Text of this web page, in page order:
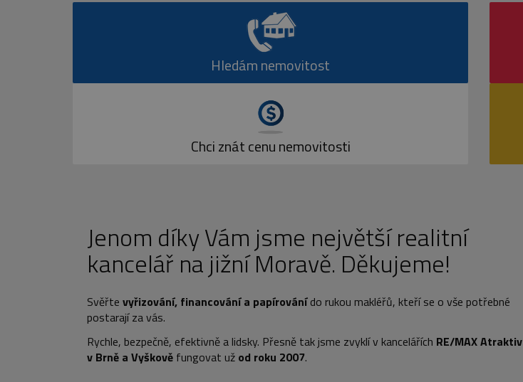
Hledám nemovitost
Chci znát cenu nemovitosti
Jenom díky Vám jsme největší realitní
kancelář na jižní Moravě. Děkujeme!
Svěřte vyřizování, financování a papírovánído rukou makléřů, kteří se o vše potřebné
postarají za vás.
Rychle, bezpečně, efektivně a lidsky. Přesně tak jsme zvyklí v kancelářích RE/MAX Atraktiv
v Brně a Vyškově fungovat už od roku 2007.